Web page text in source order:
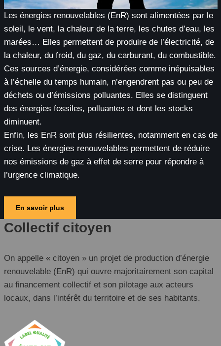
Les énergies renouvelables (EnR) sont alimentées par le
soleil, le vent, la chaleur de la terre, les chutes d’eau, les
marées… Elles permettent de produire de l’électricité, de
la chaleur, du froid, du gaz, du carburant, du combustible.
Ces sources d’énergie, considérées comme inépuisables
à l’échelle du temps humain, n’engendrent pas ou peu de
déchets ou d’émissions polluantes. Elles se distinguent
des énergies fossiles, polluantes et dont les stocks
diminuent.
Enfin, les EnR sont plus résilientes, notamment en cas de
crise. Les énergies renouvelables permettent de réduire
nos émissions de gaz à effet de serre pour répondre à
l’urgence climatique.
En savoir plus
Collectif citoyen
On appelle « citoyen » un projet de production d’énergie
renouvelable (EnR) qui ouvre majoritairement son capital
au financement collectif et son pilotage aux acteurs
locaux, dans l’intérêt du territoire et de ses habitants.